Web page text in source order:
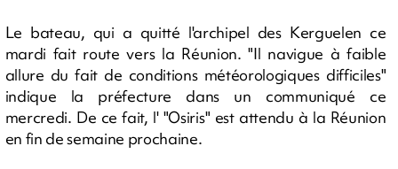
Le bateau, qui a quitté l'archipel des Kerguelen ce
mardi fait route vers la Réunion. "Il navigue à faible
allure du fait de conditions météorologiques difficiles"
indique la préfecture dans un communiqué ce
mercredi. De ce fait, l' "Osiris" est attendu à la Réunion
en fin de semaine prochaine.